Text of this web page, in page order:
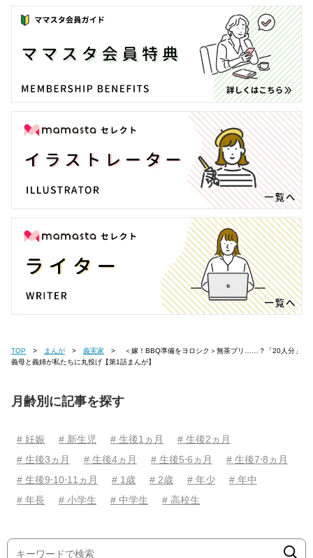
TOP まんが 義実家
義母と義姉が私たちに丸投げ【第1話まんが】
月齢別に記事を探す
# 妊娠 # 新生児 # 生後1ヵ月
# 生後2ヵ月
# 生後3ヵ月
# 生後4ヵ月 # 生後5⋅6ヵ月
# 生後7⋅8ヵ月
# 生後9⋅10⋅11ヵ月
# 1歳 # 2歳 # 年少
# 年中
# 年長
# 小学生 # 中学生 # 高校生